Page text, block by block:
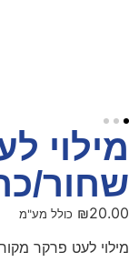
מילוי
שחור/
₪20.00 כולל מע"מ
מילוי לעט פרקר